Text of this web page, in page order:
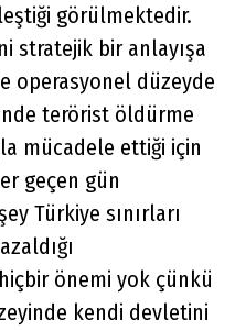
görülmektedir.
stratejik bir anlayışa
operasyonel düzeyde
terörist öldürme
mücadele ettiği için
geçen gün
Türkiye sınırları
önemi yok çünkü
kendi devletini